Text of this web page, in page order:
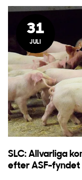
31
JULI
SLC: Allvarliga
efter ASF-fyndet